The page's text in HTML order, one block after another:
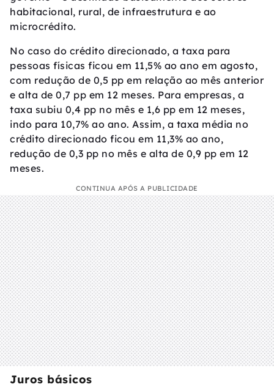
habitacional, rural, de infraestrutura e ao
microcrédito.
No caso do crédito direcionado, a taxa para
pessoas físicas ficou em 11,5% ao ano em agosto,
com redução de 0,5 pp em relação ao mês anterior
e alta de 0,7 pp em 12 meses. Para empresas, a
taxa subiu 0,4 pp no mês e 1,6 pp em 12 meses,
indo para 10,7% ao ano. Assim, a taxa média no
crédito direcionado ficou em 11,3% ao ano,
redução de 0,3 pp no mês e alta de 0,9 pp em 12
meses.
CONTINUA APÓS A PUBLICIDADE
Juros básicos